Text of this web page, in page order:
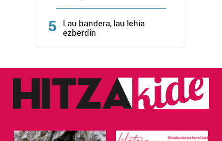
5
Lau bandera, lau lehia
ezberdin